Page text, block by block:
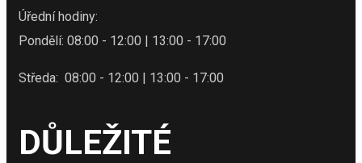
Úřední hodiny:
Pondělí: 08:00 - 12:00 | 13:00 - 17:00
Středa: 08:00 - 12:00 | 13:00 - 17:00
DŮLEŽITÉ